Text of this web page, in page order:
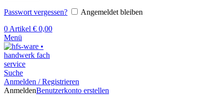
Passwort vergessen?
Angemeldet bleiben
0 Artikel € 0,00
Menü
Suche
Anmelden / Registrieren
AnmeldenBenutzerkonto erstellen